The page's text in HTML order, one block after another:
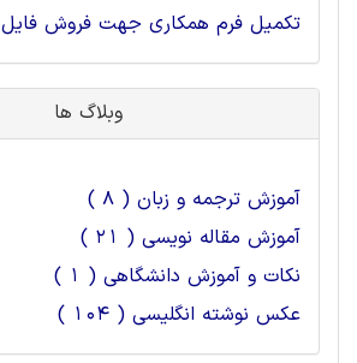
تکمیل فرم همکاری جهت فروش فایل
وبلاگ ها
آموزش ترجمه و زبان ( 8 )
آموزش مقاله نویسی ( 21 )
نکات و آموزش دانشگاهی ( 1 )
عکس نوشته انگلیسی ( 104 )